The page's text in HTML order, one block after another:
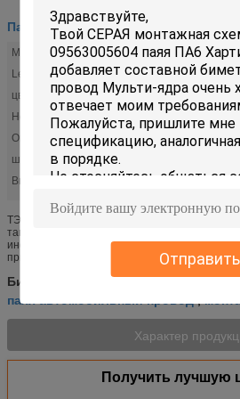
Отправить
Паяя монтажная схема
МАТИЭЛ:
Leght:
цвет:
Номинальность напряжения тока:
Операционная Температура:
штифт:
Высокий свет:
ТЭ солдинг провод соединителя Д-СУБ
таможни кабеля ПВК 5-747912-2/ЛИИКИ
информации привяжите пользу ЛИИИ/
привяжите пользу П...
Бирки: монтажная схема 9 штырей,
паяя автомобильный провод
Характер
Получить лучшую